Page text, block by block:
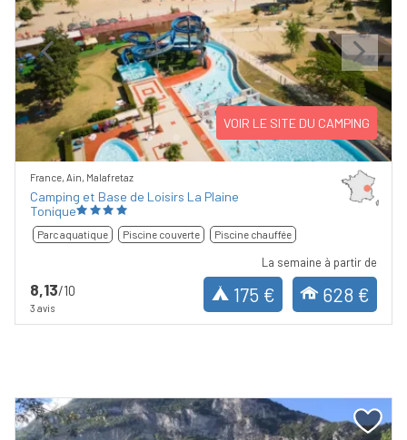
Previous Next
VOIR LE SITE DU CAMPING
France, Ain, Malafretaz
Camping et Base de Loisirs La Plaine
Tonique
Parc aquatique Piscine couverte Piscine chauffée
8,13/10
3 avis
La semaine à partir de
175 € 628 €